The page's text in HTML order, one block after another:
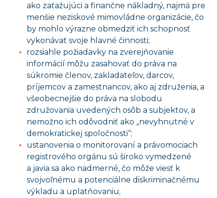
ako zaťažujúci a finančne nákladný, najmä pre
menšie neziskové mimovládne organizácie, čo
by mohlo výrazne obmedziť ich schopnosť
vykonávať svoje hlavné činnosti;
rozsiahle požiadavky na zverejňovanie
informácií môžu zasahovať do práva na
súkromie členov, zakladateľov, darcov,
príjemcov a zamestnancov, ako aj združenia, a
všeobecnejšie do práva na slobodu
združovania uvedených osôb a subjektov, a
nemožno ich odôvodniť ako „nevyhnutné v
demokratickej spoločnosti“;
ustanovenia o monitorovaní a právomociach
registrového orgánu sú široko vymedzené
a javia sa ako nadmerné, čo môže viesť k
svojvoľnému a potenciálne diskriminačnému
výkladu a uplatňovaniu;